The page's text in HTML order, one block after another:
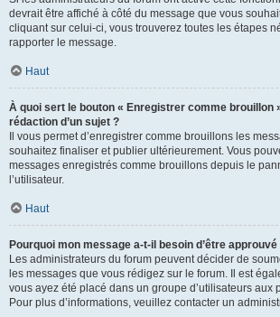
devrait être affiché à côté du message que vous
cliquant sur celui-ci, vous trouverez toutes les étapes
rapporter le message.
Haut
À quoi sert le bouton « Enregistrer comme brouillon
rédaction d’un sujet ?
Il vous permet d’enregistrer comme brouillons les
souhaitez finaliser et publier ultérieurement. Vous
messages enregistrés comme brouillons depuis le
l’utilisateur.
Haut
Pourquoi mon message a-t-il besoin d’être approuvé
Les administrateurs du forum peuvent décider de
les messages que vous rédigez sur le forum. Il est
vous ayez été placé dans un groupe d’utilisateurs aux
Pour plus d’informations, veuillez contacter un